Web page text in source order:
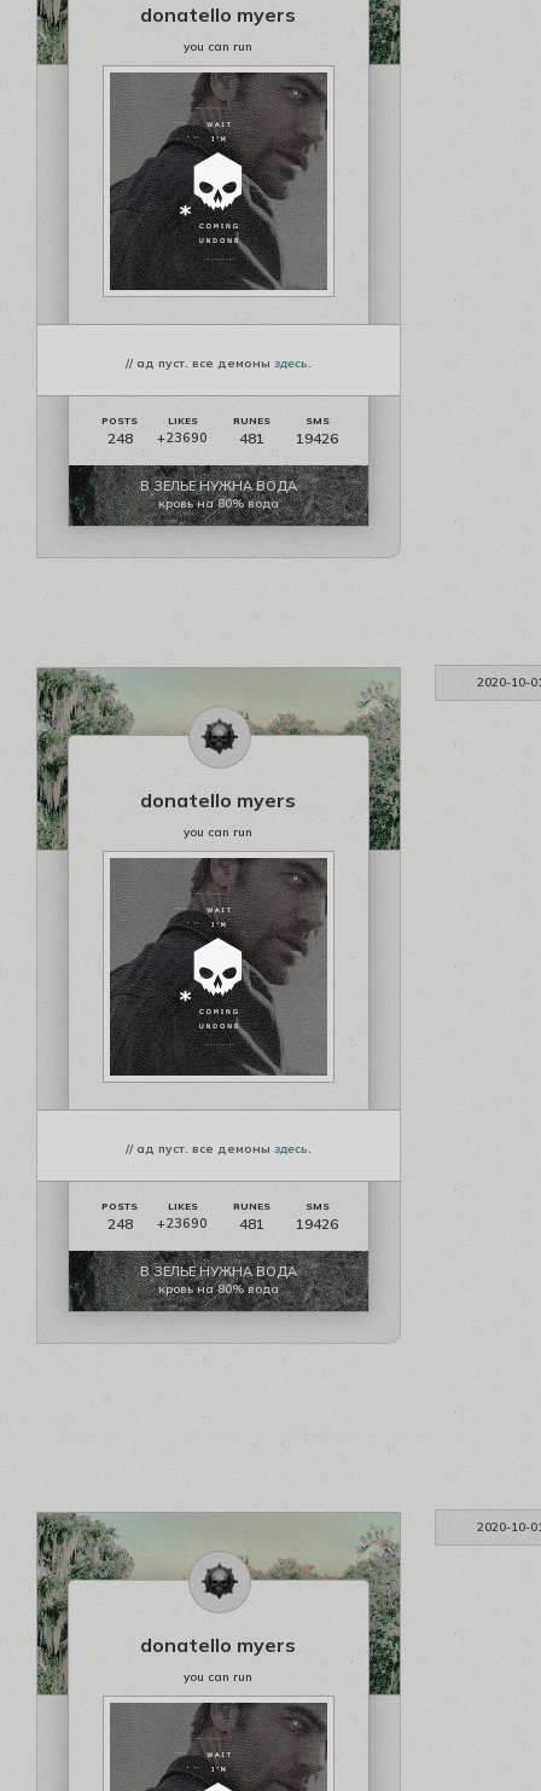
donatello myers
you can run
// ад пуст. все демоны здесь.
248 +23690 481 19426
В ЗЕЛЬЕ НУЖНА ВОДА
кровь на 80% вода
2020-10-
donatello myers
you can run
// ад пуст. все демоны здесь.
248 +23690 481 19426
В ЗЕЛЬЕ НУЖНА ВОДА
кровь на 80% вода
2020-10-
donatello myers
you can run